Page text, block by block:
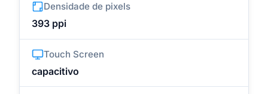
Densidade de pixels
393 ppi
Touch Screen
capacitivo